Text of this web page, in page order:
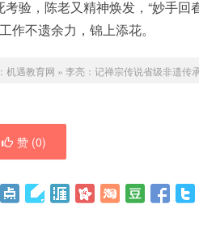
验，陈老又精神焕发，“妙手回
不遗余力，锦上添花。
机遇教育网 » 李亮：记禅宗传说省级非遗传
赞 (0)